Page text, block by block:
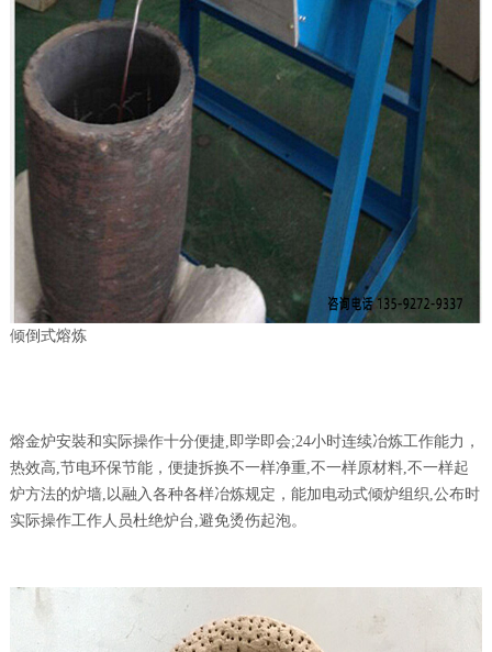
倾倒式熔炼
熔金炉安裝和实际操作十分便捷,即学即会;24小时连续冶炼工作能力，
热效高,节电环保节能，便捷拆换不一样净重,不一样原材料,不一样起
炉方法的炉墙,以融入各种各样冶炼规定，能加电动式倾炉组织,公布时
实际操作工作人员杜绝炉台,避免烫伤起泡。